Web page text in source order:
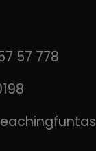
57 778